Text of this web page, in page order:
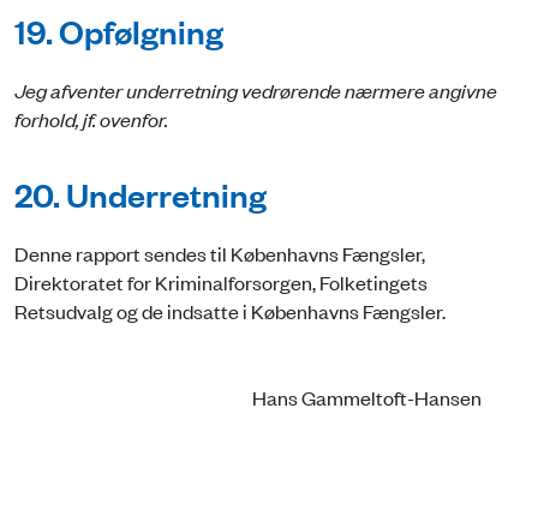
19. Opfølgning
Jeg afventer underretning vedrørende nærmere angivne
forhold, jf. ovenfor.
20. Underretning
Denne rapport sendes til Københavns Fængsler,
Direktoratet for Kriminalforsorgen, Folketingets
Retsudvalg og de indsatte i Københavns Fængsler.
Hans Gammeltoft-Hansen